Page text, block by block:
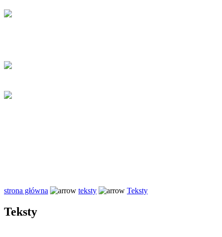
strona główna teksty Teksty
Teksty